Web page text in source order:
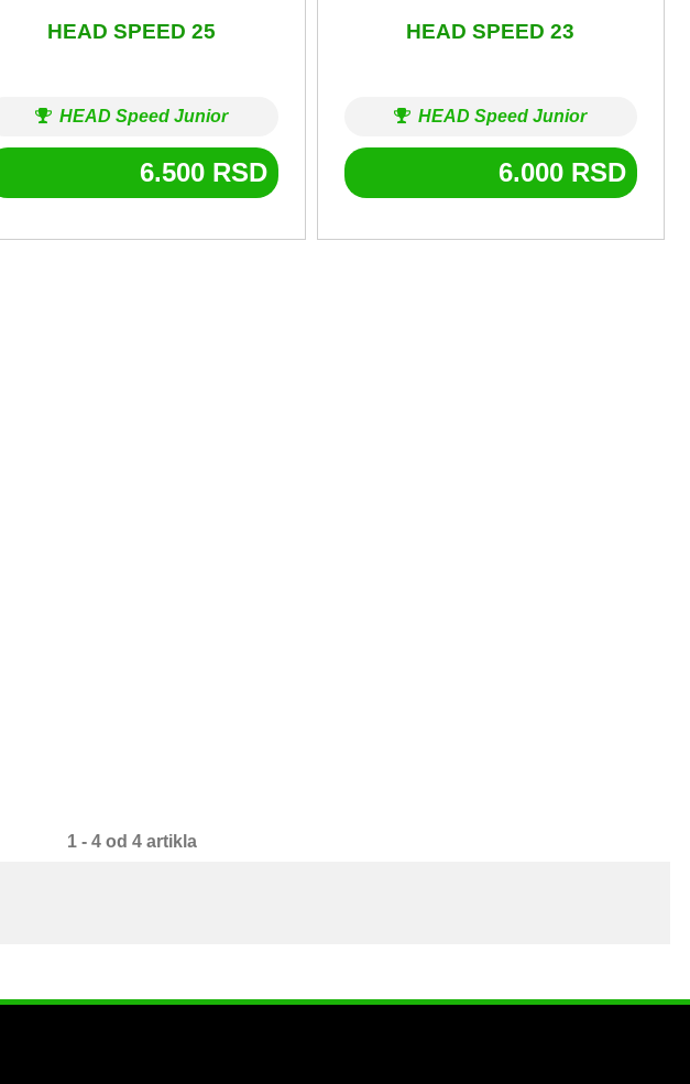
HEAD SPEED 25
HEAD Speed Junior
6.500 RSD
HEAD SPEED 23
HEAD Speed Junior
6.000 RSD
1 - 4 od 4 artikla